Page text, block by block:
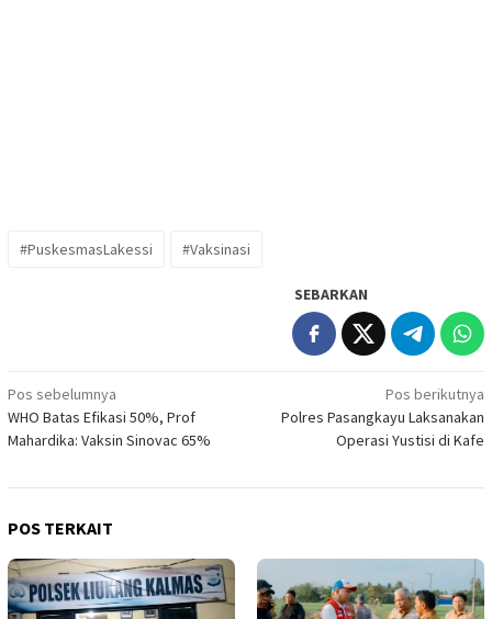
#PuskesmasLakessi #Vaksinasi
SEBARKAN
Navigasi
pos
Pos sebelumnya
WHO Batas Efikasi 50%, Prof
Mahardika: Vaksin Sinovac 65%
Pos berikutnya
Polres Pasangkayu Laksanakan
Operasi Yustisi di Kafe
POS TERKAIT